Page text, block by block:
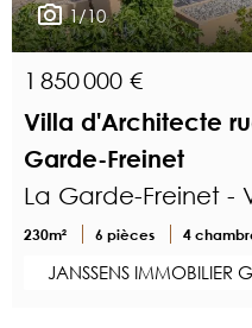
1/10
1 850 000 €
Villa d'Architecte
Garde-Freinet
La Garde-Freinet -
230m² 6 pièces 4
JANSSENS IMMOBILIER